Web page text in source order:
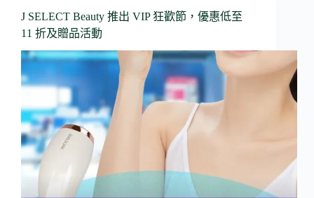
J SELECT Beauty 推出 VIP 狂歡節，優惠低至
11 折及贈品活動